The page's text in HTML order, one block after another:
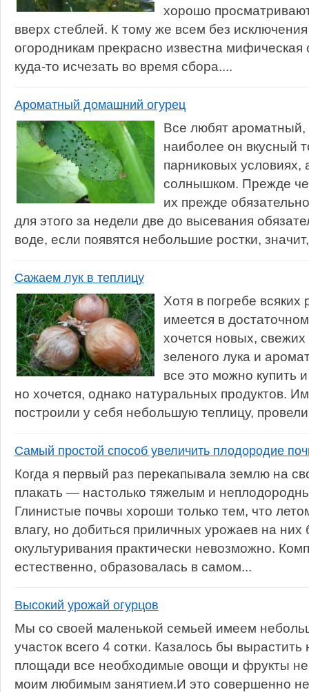
хорошо
вверх стеблей. К тому же всем без
огородникам прекрасно известна
куда-то исчезать во время сбора....
Ароматный домашний огурец
Все любят ароматный,
наиболее он вкусный
парниковых условиях,
солнышком. Прежде
их прежде
для этого за недели две до высевания
воде, если появятся небольшие ростки,
Сажаем лук в теплицу
Хотя в погребе
имеется в
хочется новых,
зеленого лука и
все это можно купить
но хочется, однако натуральных продуктов.
построили у себя небольшую теплицу,
Самый простой способ увеличить плодородие
Когда я первый раз перекапывала землю на
плакать — настолько тяжелым и
Глинистые почвы хороши только тем, что
влагу, но добиться приличных урожаев на них
окультуривания практически невозможно.
естественно, образовалась в самом...
Высокий урожай огурцов
Мы со своей маленькой семьей имеем
участок всего 4 сотки. Казалось бы
площади все необходимые овощи и фрукты
моим любимым занятием.И это совершенно